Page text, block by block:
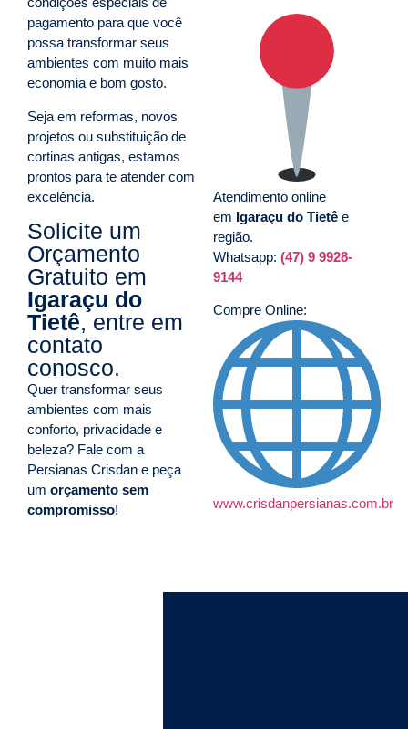
pagamento para que você
possa transformar seus
ambientes com muito mais
economia e bom gosto.
Seja em reformas, novos
projetos ou substituição de
cortinas antigas, estamos
prontos para te atender com
excelência.
Solicite um
Orçamento
Gratuito em
Igaraçu do
Tietê, entre em
contato
conosco.
Quer transformar seus
ambientes com mais
conforto, privacidade e
beleza? Fale com a
Persianas Crisdan e peça
um orçamento sem
compromisso!
Atendimento online
em Igaraçu do Tietê e
região.
Whatsapp: (47) 9 9928-
9144
Compre Online:
www.crisdanpersianas.com.br